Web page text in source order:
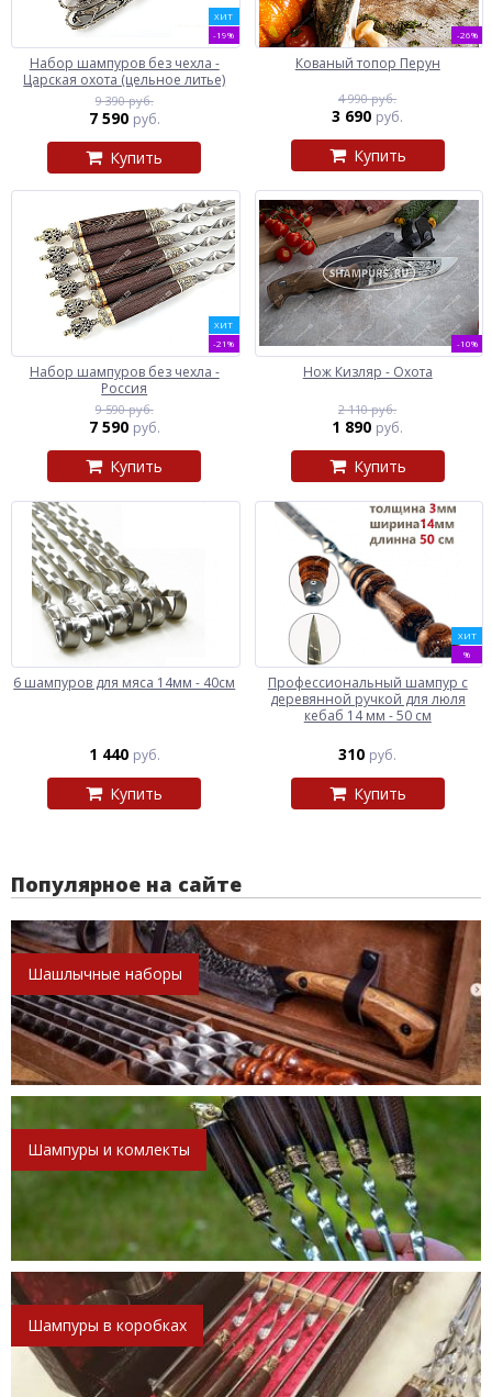
ХИТ
-19%
Набор шампуров без чехла -
Царская охота (цельное литье)
9 390 руб.
7 590 руб.
Купить
-26%
Кованый топор Перун
4 990 руб.
3 690 руб.
Купить
ХИТ
-21%
Набор шампуров без чехла -
Россия
9 590 руб.
7 590 руб.
Купить
-10%
Нож Кизляр - Охота
2 110 руб.
1 890 руб.
Купить
6 шампуров для мяса 14мм - 40см
1 440 руб.
Купить
ХИТ
%
Профессиональный шампур с
деревянной ручкой для люля
кебаб 14 мм - 50 см
310 руб.
Купить
Популярное на сайте
Шашлычные наборы
Шампуры и комлекты
Шампуры в коробках